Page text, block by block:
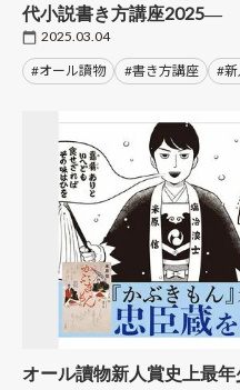
代小説書き方講座2025―
2025.03.04
#オール讀物 #書き方講座 #新
オール讀物新人賞史上最